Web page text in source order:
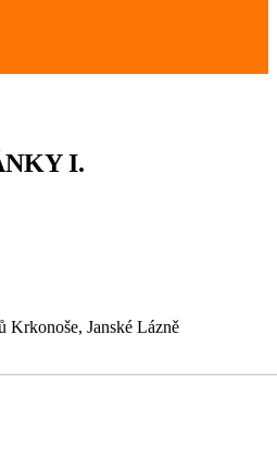
I.
Krkonoše, Janské Lázně